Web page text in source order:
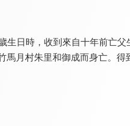
生日時，收到來自十年前亡
馬月村朱里和御成而身亡。